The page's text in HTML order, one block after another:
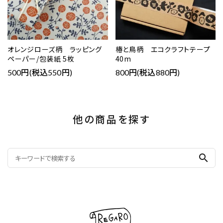
オレンジローズ柄 ラッピング
ペーパー/包装紙 5枚
500円(税込550円)
椿と鳥柄 エコクラフトテープ
40m
800円(税込880円)
他の商品を探す
search